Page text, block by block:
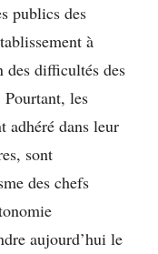
publics des
à
des difficultés des
les
adhéré dans leur
sont
des chefs
aujourd’hui le